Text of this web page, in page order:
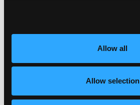
Allow all
Allow selection
wohnheim sonne
Rehetobel, Schweiz